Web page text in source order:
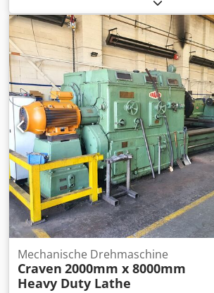
Mechanische Drehmaschine
Craven 2000mm x 8000mm
Heavy Duty Lathe